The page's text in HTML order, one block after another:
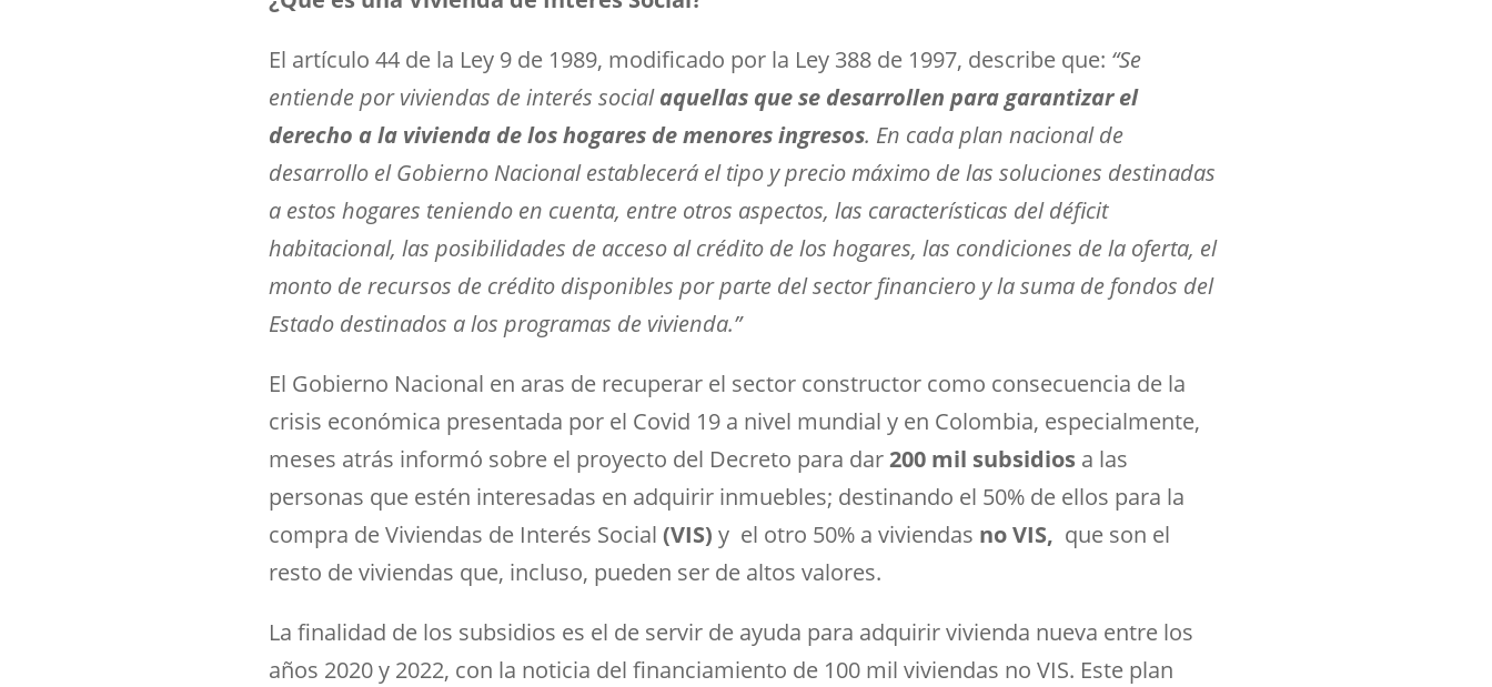
El artículo 44 de la Ley 9 de 1989, modificado por la Ley 388 de 1997, describe que: “Se
entiende por viviendas de interés socialaquellas que se desarrollen para garantizar el
derecho a la vivienda de los hogares de menores ingresos. En cada plan nacional de
desarrollo el Gobierno Nacional establecerá el tipo y precio máximo de las soluciones destinadas
a estos hogares teniendo en cuenta, entre otros aspectos, las características del déficit
habitacional, las posibilidades de acceso al crédito de los hogares, las condiciones de la oferta, el
monto de recursos de crédito disponibles por parte del sector financiero y la suma de fondos del
Estado destinados a los programas de vivienda.”
El Gobierno Nacional en aras de recuperar el sector constructor como consecuencia de la
crisis económica presentada por el Covid 19 a nivel mundial y en Colombia, especialmente,
meses atrás informó sobre el proyecto del Decreto para dar200 mil subsidiosa las
personas que estén interesadas en adquirir inmuebles; destinando el 50% de ellos para la
compra de Viviendas de Interés Social (VIS) y el otro 50% a viviendas no VIS, que son el
resto de viviendas que, incluso, pueden ser de altos valores.
La finalidad de los subsidios es el de servir de ayuda para adquirir vivienda nueva entre los
años 2020 y 2022, con la noticia del financiamiento de 100 mil viviendas no VIS. Este plan